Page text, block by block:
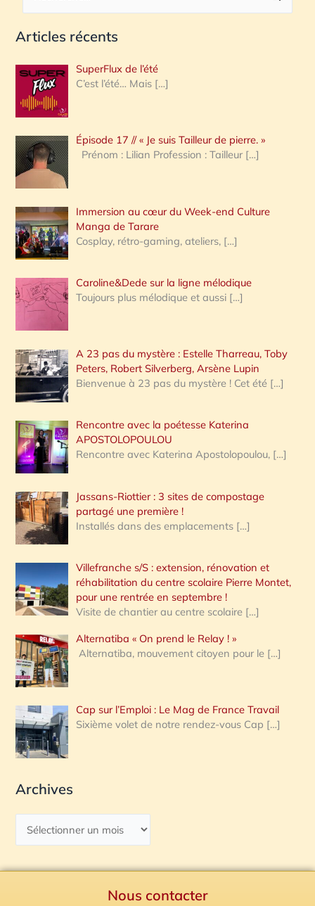
c
e
r
c
h
e
:
Articles récents
SuperFlux de l’été
C’est l’été… Mais […]
Épisode 17 // « Je suis Tailleur de pierre. »
Prénom : Lilian Profession : Tailleur […]
Immersion au cœur du Week-end Culture
Manga de Tarare
Cosplay, rétro-gaming, ateliers, […]
Caroline&Dede sur la ligne mélodique
Toujours plus mélodique et aussi […]
A 23 pas du mystère : Estelle Tharreau, Toby
Peters, Robert Silverberg, Arsène Lupin
Bienvenue à 23 pas du mystère ! Cet été […]
Rencontre avec la poétesse Katerina
APOSTOLOPOULOU
Rencontre avec Katerina Apostolopoulou, […]
Jassans-Riottier : 3 sites de compostage
partagé une première !
Installés dans des emplacements […]
Villefranche s/S : extension, rénovation et
réhabilitation du centre scolaire Pierre Montet,
pour une rentrée en septembre !
Visite de chantier au centre scolaire […]
Alternatiba « On prend le Relay ! »
Alternatiba, mouvement citoyen pour le […]
Cap sur l’Emploi : Le Mag de France Travail
Sixième volet de notre rendez-vous Cap […]
Archives
Nous contacter